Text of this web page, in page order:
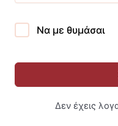
Να με θυμάσαι
Δεν έχεις